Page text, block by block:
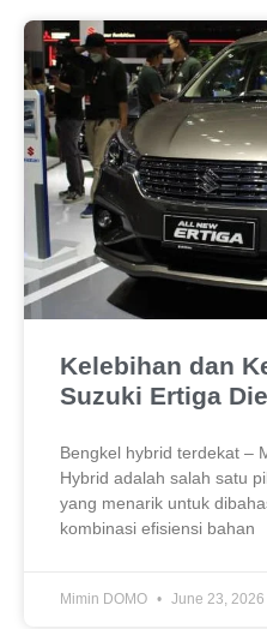
Kelebihan dan
Suzuki Ertiga
Bengkel hybrid terdekat –
Hybrid adalah salah satu
yang menarik untuk
kombinasi efisiensi bahan
Mimin DOMO June 23, 2026